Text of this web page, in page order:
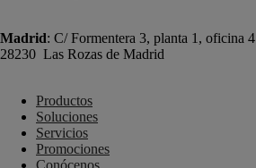
Madrid: C/ Formentera 3, planta 1, oficina 4
28230 Las Rozas de Madrid
Productos
Soluciones
Servicios
Promociones
Conócenos